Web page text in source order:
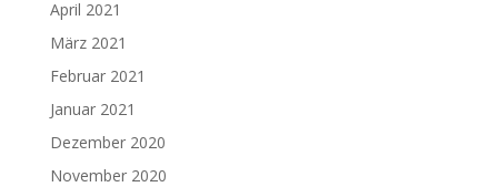
April 2021
März 2021
Februar 2021
Januar 2021
Dezember 2020
November 2020